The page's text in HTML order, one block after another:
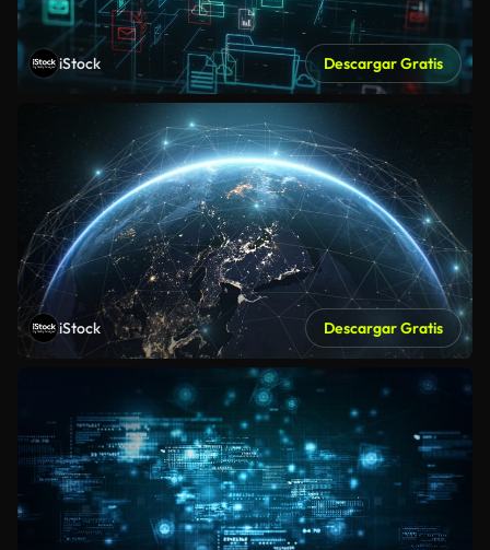
iStock Descargar Gratis
iStock Descargar Gratis